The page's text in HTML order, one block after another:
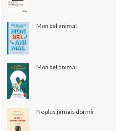
Mon bel animal
Mon bel animal
Ne plus jamais dormir